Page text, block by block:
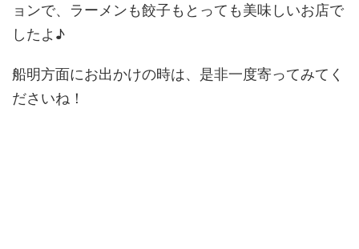
ョンで、ラーメンも餃子もとっても美味しいお店で
したよ♪
船明方面にお出かけの時は、是非一度寄ってみてく
ださいね！